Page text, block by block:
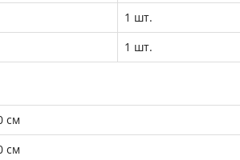
1 шт.
1 шт.
см
см